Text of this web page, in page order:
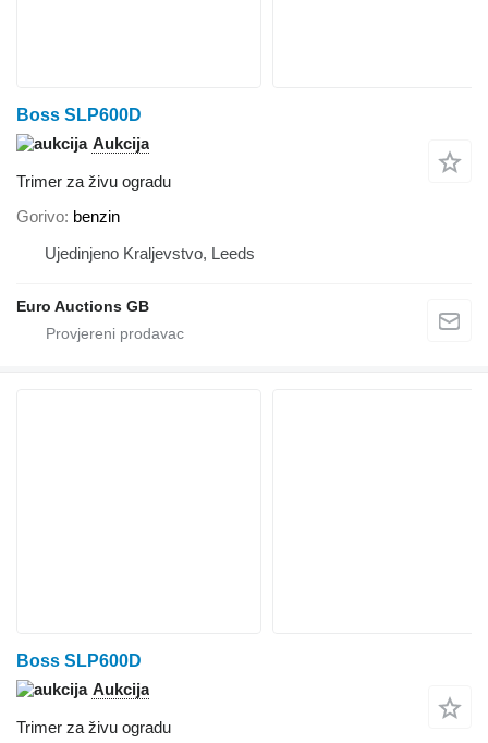
Boss SLP600D
Aukcija
Trimer za živu ogradu
Gorivo benzin
Ujedinjeno Kraljevstvo, Leeds
Euro Auctions GB
Boss SLP600D
Aukcija
Trimer za živu ogradu